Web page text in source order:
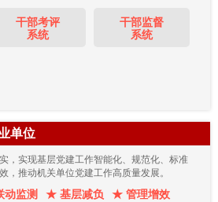
干部考评
系统
干部监督
系统
单位
，实现基层党建工作智能化、规范化、标准
，推动机关单位党建工作高质量发展。
监测 ★ 基层减负 ★ 管理增效